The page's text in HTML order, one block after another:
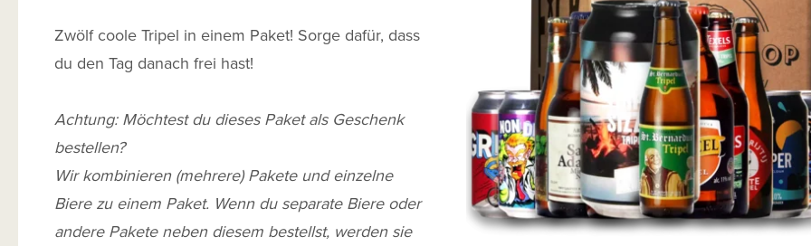
Zwölf coole Tripel in einem Paket! Sorge dafür, dass
du den Tag danach frei hast!
Achtung: Möchtest du dieses Paket als Geschenk
bestellen?
Wir kombinieren (mehrere) Pakete und einzelne
Biere zu einem Paket. Wenn du separate Biere oder
andere Pakete neben diesem bestellst, werden sie